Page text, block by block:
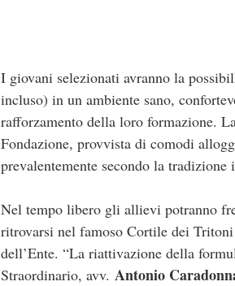
I giovani selezionati avranno la
incluso) in un ambiente sano,
rafforzamento della loro formazione.
Fondazione, provvista di comodi
prevalentemente secondo la
Nel tempo libero gli allievi potranno
ritrovarsi nel famoso Cortile dei
dell’Ente. “La riattivazione della
Straordinario, avv. Antonio